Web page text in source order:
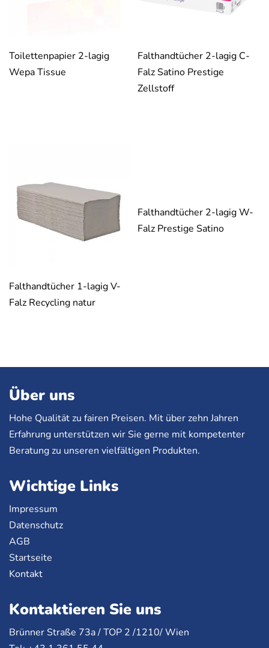
Toilettenpapier 2-lagig
Wepa Tissue
Falthandtücher 2-lagig C-
Falz Satino Prestige
Zellstoff
Falthandtücher 1-lagig V-
Falz Recycling natur
Falthandtücher 2-lagig W-
Falz Prestige Satino
Über uns
Hohe Qualität zu fairen Preisen. Mit über zehn Jahren
Erfahrung unterstützen wir Sie gerne mit kompetenter
Beratung zu unseren vielfältigen Produkten.
Wichtige Links
Impressum
Datenschutz
AGB
Startseite
Kontakt
Kontaktieren Sie uns
Brünner Straße 73a /TOP 2 /1210/ Wien